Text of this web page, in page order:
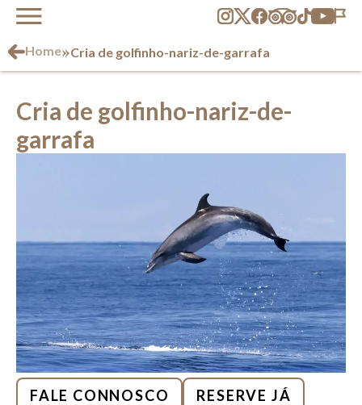
Home»Cria de golfinho-nariz-de-garrafa
Cria de golfinho-nariz-de-
garrafa
FALE CONNOSCO RESERVE JÁ